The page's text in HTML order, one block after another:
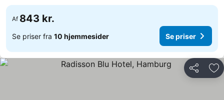
Af 843 kr.
Se priser fra 10 hjemmesider Se priser
Del